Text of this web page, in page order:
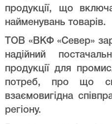
продукції, що
найменувань товарів.
ТОВ «ВКФ «Север»
надійний
продукції для
потреб, про що
взаємовигідна
регіону.